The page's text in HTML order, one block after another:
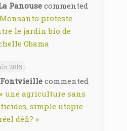
Panousecommented
Monsanto proteste
le jardin bio de
Obama
2015
Fontvieillecommented
« une agriculture sans
simple utopie
défi? »